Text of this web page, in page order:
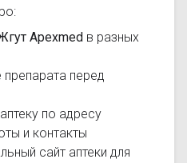
Apexmed в разных
препарата перед
по адресу
и контакты
сайт аптеки для